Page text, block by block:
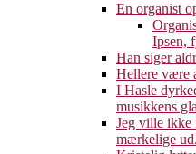
En organist
Ipsen,
Han siger
Hellere være
I Hasle
musikkens
Jeg ville ikke
mærkelige ud.